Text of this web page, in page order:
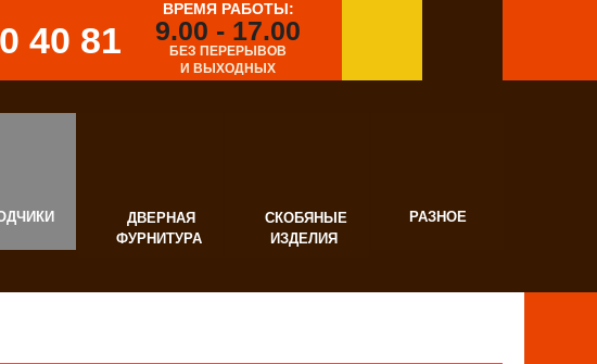
ДВЕРНАЯ
ФУРНИТУРА
СКОБЯНЫЕ
ИЗДЕЛИЯ
РАЗНОЕ
40 81
ВРЕМЯ РАБОТЫ:
9.00 - 17.00
БЕЗ ПЕРЕРЫВОВ
И ВЫХОДНЫХ